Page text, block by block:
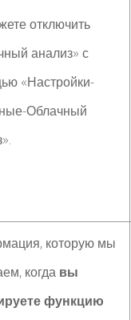
отключить
анализ» с
«Настройки-
Облачный
которую мы
когда вы
функцию